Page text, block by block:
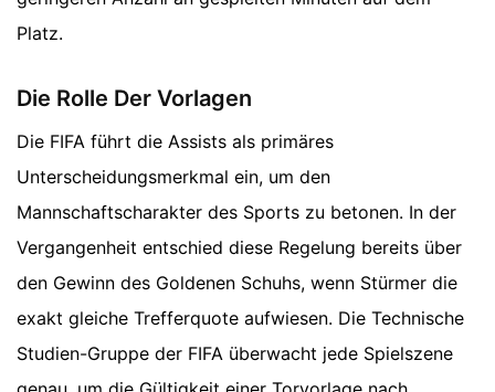
Platz.
Die Rolle Der Vorlagen
Die FIFA führt die Assists als primäres
Unterscheidungsmerkmal ein, um den
Mannschaftscharakter des Sports zu betonen. In der
Vergangenheit entschied diese Regelung bereits über
den Gewinn des Goldenen Schuhs, wenn Stürmer die
exakt gleiche Trefferquote aufwiesen. Die Technische
Studien-Gruppe der FIFA überwacht jede Spielszene